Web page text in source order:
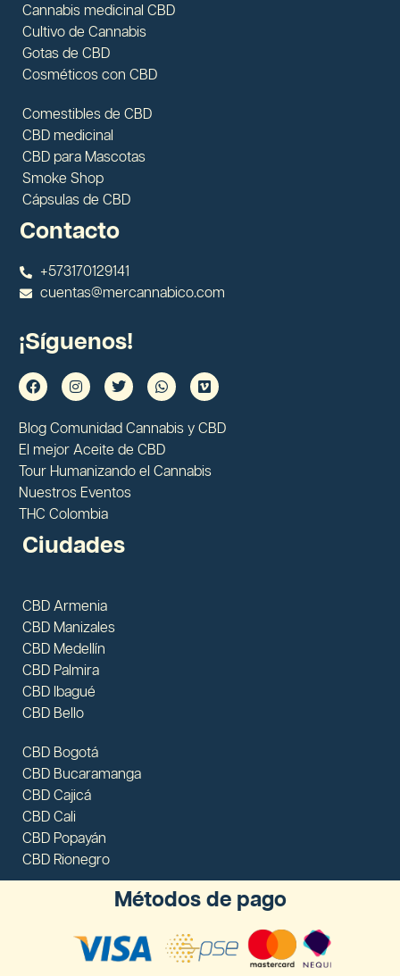
Cannabis medicinal CBD
Cultivo de Cannabis
Gotas de CBD
Cosméticos con CBD
Comestibles de CBD
CBD medicinal
CBD para Mascotas
Smoke Shop
Cápsulas de CBD
Contacto
+573170129141
cuentas@mercannabico.com
¡Síguenos!
Blog Comunidad Cannabis y CBD
El mejor Aceite de CBD
Tour Humanizando el Cannabis
Nuestros Eventos
THC Colombia
Ciudades
CBD Armenia
CBD Manizales
CBD Medellín
CBD Palmira
CBD Ibagué
CBD Bello
CBD Bogotá
CBD Bucaramanga
CBD Cajicá
CBD Cali
CBD Popayán
CBD Rionegro
Métodos de pago